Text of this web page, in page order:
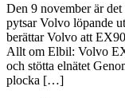
Den 9 november är
pytsar Volvo löpande
berättar Volvo att
Allt om Elbil: Volvo
och stötta elnätet
plocka […]